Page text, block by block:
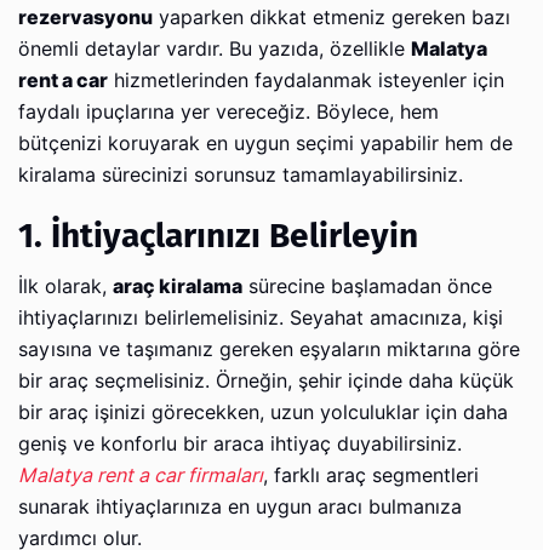
rezervasyonu yaparken dikkat etmeniz gereken bazı
önemli detaylar vardır. Bu yazıda, özellikle Malatya
rent a car hizmetlerinden faydalanmak isteyenler için
faydalı ipuçlarına yer vereceğiz. Böylece, hem
bütçenizi koruyarak en uygun seçimi yapabilir hem de
kiralama sürecinizi sorunsuz tamamlayabilirsiniz.
1. İhtiyaçlarınızı Belirleyin
İlk olarak, araç kiralama sürecine başlamadan önce
ihtiyaçlarınızı belirlemelisiniz. Seyahat amacınıza, kişi
sayısına ve taşımanız gereken eşyaların miktarına göre
bir araç seçmelisiniz. Örneğin, şehir içinde daha küçük
bir araç işinizi görecekken, uzun yolculuklar için daha
geniş ve konforlu bir araca ihtiyaç duyabilirsiniz.
Malatya rent a car firmaları, farklı araç segmentleri
sunarak ihtiyaçlarınıza en uygun aracı bulmanıza
yardımcı olur.